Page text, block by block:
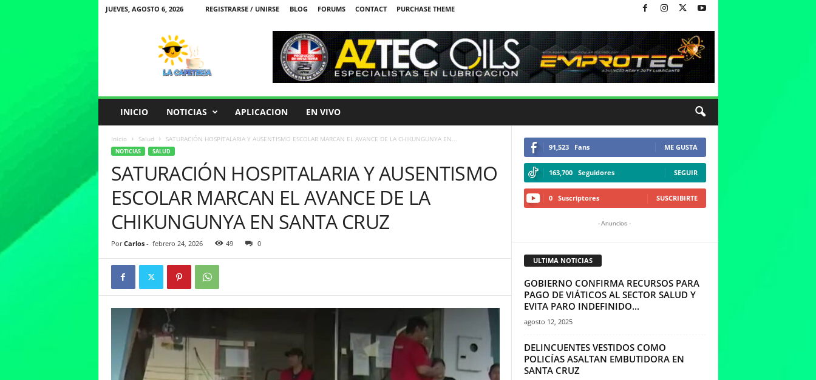
JUEVES, AGOSTO 6, 2026 REGISTRARSE / UNIRSE BLOG FORUMS CONTACT PURCHASE THEME
INICIO NOTICIAS APLICACION EN VIVO
Inicio Salud SATURACIÓN HOSPITALARIA Y AUSENTISMO ESCOLAR MARCAN EL AVANCE DE LA CHIKUNGUNYA EN...
NOTICIAS SALUD
SATURACIÓN HOSPITALARIA Y AUSENTISMO
ESCOLAR MARCAN EL AVANCE DE LA
CHIKUNGUNYA EN SANTA CRUZ
Por Carlos- febrero 24, 2026 49 0
91,523 Fans ME GUSTA
163,700 Seguidores SEGUIR
0 Suscriptores SUSCRIBIRTE
- Anuncios -
ULTIMA NOTICIAS
GOBIERNO CONFIRMA RECURSOS PARA
PAGO DE VIÁTICOS AL SECTOR SALUD Y
EVITA PARO INDEFINIDO...
agosto 12, 2025
DELINCUENTES VESTIDOS COMO
POLICÍAS ASALTAN EMBUTIDORA EN
SANTA CRUZ